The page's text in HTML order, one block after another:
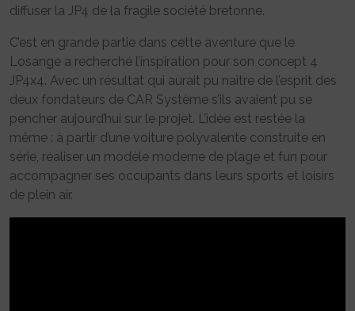
diffuser la JP4 de la fragile société bretonne.
C’est en grande partie dans cette aventure que le
Losange a recherché l’inspiration pour son concept 4
JP4x4. Avec un résultat qui aurait pu naître de l’esprit des
deux fondateurs de CAR Système s’ils avaient pu se
pencher aujourd’hui sur le projet. L’idée est restée la
même : à partir d’une voiture polyvalente construite en
série, réaliser un modèle moderne de plage et fun pour
accompagner ses occupants dans leurs sports et loisirs
de plein air.